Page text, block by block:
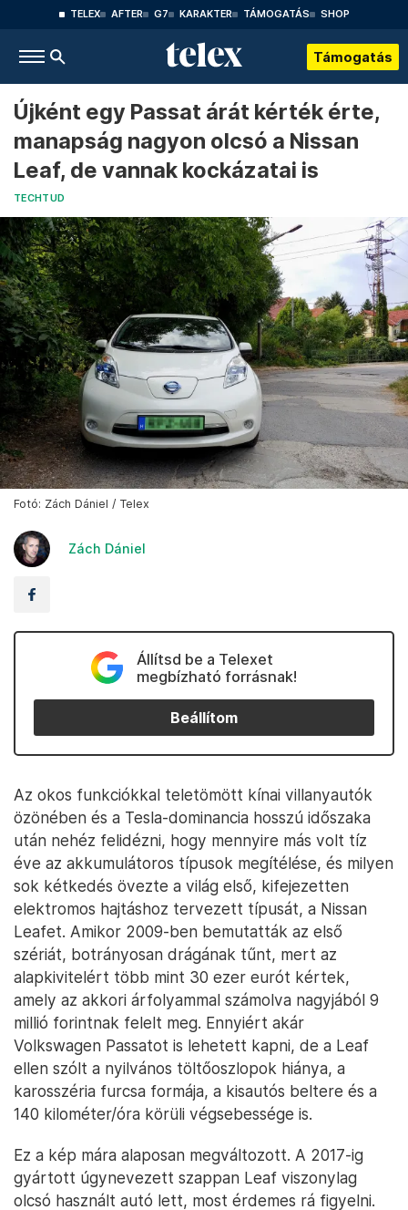
TELEX AFTER G7 KARAKTER TÁMOGATÁS SHOP
Támogatás
Újként egy Passat árát kérték érte,
manapság nagyon olcsó a Nissan
Leaf, de vannak kockázatai is
TECHTUD
Fotó: Zách Dániel / Telex
Zách Dániel
Állítsd be a Telexet
megbízható forrásnak!
Beállítom
Az okos funkciókkal teletömött kínai villanyautók
özönében és a Tesla-dominancia hosszú időszaka
után nehéz felidézni, hogy mennyire más volt tíz
éve az akkumulátoros típusok megítélése, és milyen
sok kétkedés övezte a világ első, kifejezetten
elektromos hajtáshoz tervezett típusát, a Nissan
Leafet. Amikor 2009-ben bemutatták az első
szériát, botrányosan drágának tűnt, mert az
alapkivitelért több mint 30 ezer eurót kértek,
amely az akkori árfolyammal számolva nagyjából 9
millió forintnak felelt meg. Ennyiért akár
Volkswagen Passatot is lehetett kapni, de a Leaf
ellen szólt a nyilvános töltőoszlopok hiánya, a
karosszéria furcsa formája, a kisautós beltere és a
140 kilométer/óra körüli végsebessége is.
Ez a kép mára alaposan megváltozott. A 2017-ig
gyártott úgynevezett szappan Leaf viszonylag
olcsó használt autó lett, most érdemes rá figyelni.